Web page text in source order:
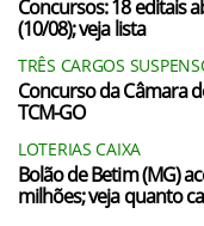
Concursos: 18 editais
(10/08); veja lista
TRÊS CARGOS
Concurso da Câmara
TCM-GO
LOTERIAS CAIXA
Bolão de Betim (MG)
milhões; veja quanto